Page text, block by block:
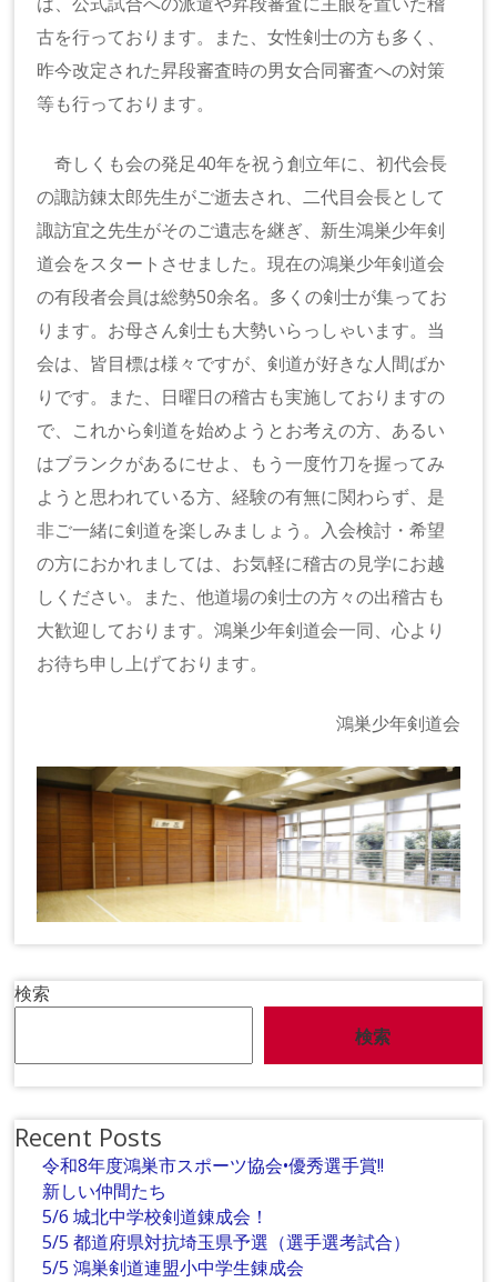
古を行っております。また、女性剣士の方も多く、
昨今改定された昇段審査時の男女合同審査への対策
等も行っております。
奇しくも会の発足40年を祝う創立年に、初代会長
の諏訪錬太郎先生がご逝去され、二代目会長として
諏訪宜之先生がそのご遺志を継ぎ、新生鴻巣少年剣
道会をスタートさせました。現在の鴻巣少年剣道会
の有段者会員は総勢50余名。多くの剣士が集ってお
ります。お母さん剣士も大勢いらっしゃいます。当
会は、皆目標は様々ですが、剣道が好きな人間ばか
りです。また、日曜日の稽古も実施しておりますの
で、これから剣道を始めようとお考えの方、あるい
はブランクがあるにせよ、もう一度竹刀を握ってみ
ようと思われている方、経験の有無に関わらず、是
非ご一緒に剣道を楽しみましょう。入会検討・希望
の方におかれましては、お気軽に稽古の見学にお越
しください。また、他道場の剣士の方々の出稽古も
大歓迎しております。鴻巣少年剣道会一同、心より
お待ち申し上げております。
鴻巣少年剣道会
検索
検索
Recent Posts
令和8年度鴻巣市スポーツ協会•優秀選手賞!!
新しい仲間たち
5/6 城北中学校剣道錬成会！
5/5 都道府県対抗埼玉県予選（選手選考試合）
5/5 鴻巣剣道連盟小中学生錬成会